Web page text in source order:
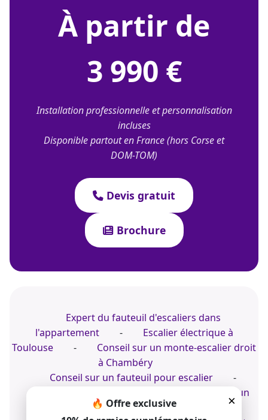
À partir de
3 990 €
Installation professionnelle et personnalisation
incluses
Disponible partout en France (hors Corse et
DOM-TOM)
Devis gratuit
Brochure
×
🔥 Offre exclusive
Expert du fauteuil d'escaliers dans
l'appartement
-
Escalier électrique à
Toulouse
-
Conseil sur un monte-escalier droit
à Chambéry
Conseil sur un fauteuil pour escalier
-
Installer un
monte-escalier électrique dans l'Aude